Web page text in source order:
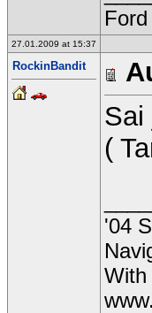
27.01.2009 at 15:37
RockinBandit
Sai
(
'04
With